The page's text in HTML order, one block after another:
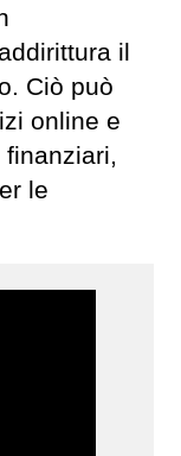
il
Ciò può
online e
le